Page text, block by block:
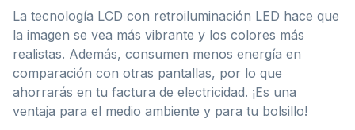
La tecnología LCD con retroiluminación LED hace que
la imagen se vea más vibrante y los colores más
realistas. Además, consumen menos energía en
comparación con otras pantallas, por lo que
ahorrarás en tu factura de electricidad. ¡Es una
ventaja para el medio ambiente y para tu bolsillo!